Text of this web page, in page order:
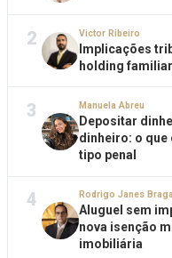
2 Victor Ribeiro
Implicações
holding
3 Manuela Abreu
Depositar
dinheiro: o que
tipo penal
4 Rodrigo Janes
Aluguel sem
nova isenção
imobiliária